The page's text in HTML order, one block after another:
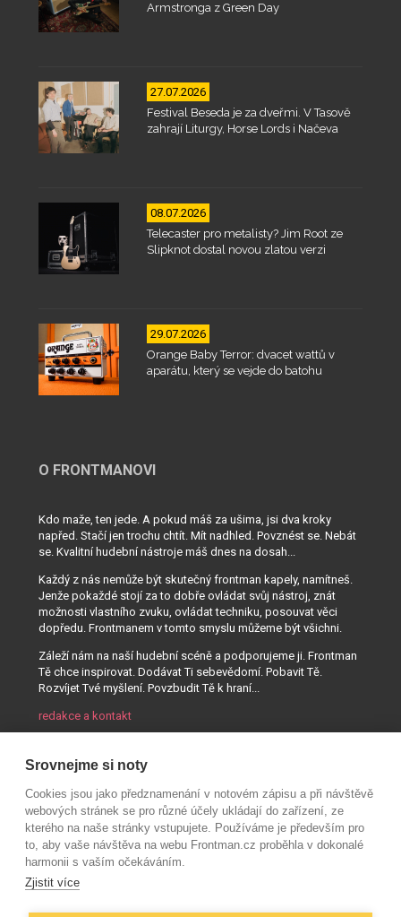
Armstronga z Green Day
27.07.2026
Festival Beseda je za dveřmi. V Tasově
zahrají Liturgy, Horse Lords i Načeva
08.07.2026
Telecaster pro metalisty? Jim Root ze
Slipknot dostal novou zlatou verzi
29.07.2026
Orange Baby Terror: dvacet wattů v
aparátu, který se vejde do batohu
O FRONTMANOVI
Kdo maže, ten jede. A pokud máš za ušima, jsi dva kroky
napřed. Stačí jen trochu chtít. Mít nadhled. Povznést se. Nebát
se. Kvalitní hudební nástroje máš dnes na dosah...
Každý z nás nemůže být skutečný frontman kapely, namítneš.
Jenže pokaždé stojí za to dobře ovládat svůj nástroj, znát
možnosti vlastního zvuku, ovládat techniku, posouvat věci
dopředu. Frontmanem v tomto smyslu můžeme být všichni.
Záleží nám na naší hudební scéně a podporujeme ji. Frontman
Tě chce inspirovat. Dodávat Ti sebevědomí. Pobavit Tě.
Rozvíjet Tvé myšlení. Povzbudit Tě k hraní...
redakce a kontakt
Srovnejme si noty
Cookies jsou jako předznamenání v notovém zápisu a při návštěvě
webových stránek se pro různé účely ukládají do zařízení, ze
kterého na naše stránky vstupujete. Používáme je především pro
to, aby vaše návštěva na webu Frontman.cz proběhla v dokonalé
harmonii s vaším očekáváním.
Zjistit více